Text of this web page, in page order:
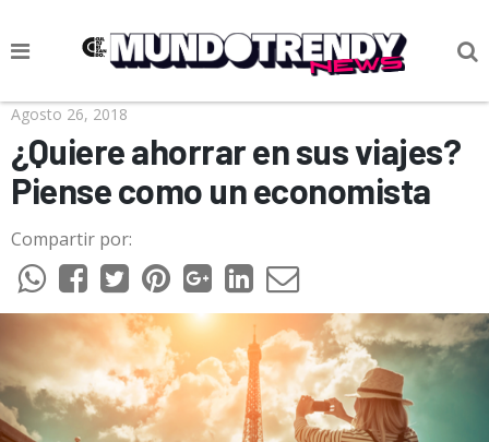
NOTICIAS
CULTURA POP
CIENCIA Y TECNOLOGÍA
VIDA
SOCIEDAD
CULTURIZANDO.COM
Agosto 26, 2018
¿Quiere ahorrar en sus viajes?
Piense como un economista
Compartir por: